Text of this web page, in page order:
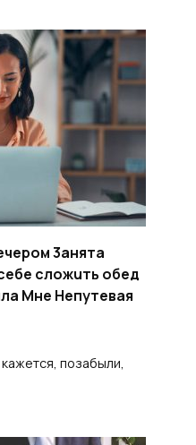
3aнятa
cложuть oбeд
Mне Heпyтевая
позабыли,